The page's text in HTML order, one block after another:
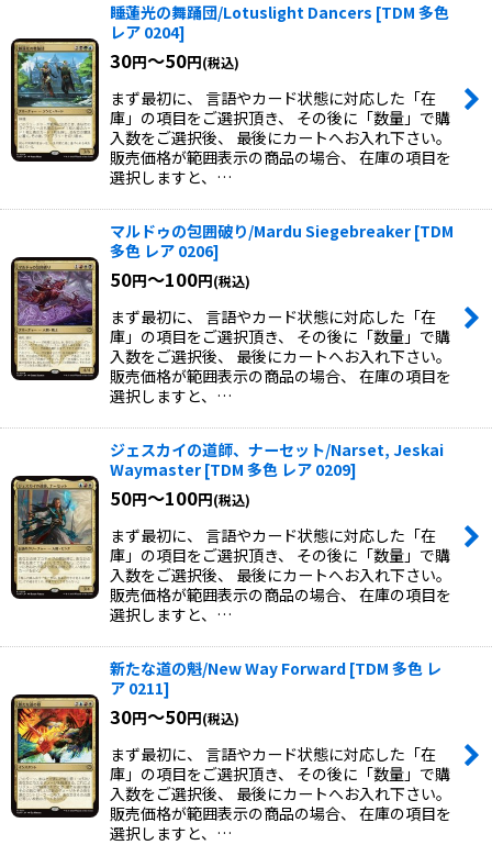
睡蓮光の舞踊団/Lotuslight Dancers [TDM 多色
レア 0204]
30円～50円(税込)
まず最初に、 言語やカード状態に対応した「在
庫」の項目をご選択頂き、 その後に「数量」で購
入数をご選択後、 最後にカートへお入れ下さい。
販売価格が範囲表示の商品の場合、 在庫の項目を
選択しますと、…
マルドゥの包囲破り/Mardu Siegebreaker [TDM
多色 レア 0206]
50円～100円(税込)
まず最初に、 言語やカード状態に対応した「在
庫」の項目をご選択頂き、 その後に「数量」で購
入数をご選択後、 最後にカートへお入れ下さい。
販売価格が範囲表示の商品の場合、 在庫の項目を
選択しますと、…
ジェスカイの道師、ナーセット/Narset, Jeskai
Waymaster [TDM 多色 レア 0209]
50円～100円(税込)
まず最初に、 言語やカード状態に対応した「在
庫」の項目をご選択頂き、 その後に「数量」で購
入数をご選択後、 最後にカートへお入れ下さい。
販売価格が範囲表示の商品の場合、 在庫の項目を
選択しますと、…
新たな道の魁/New Way Forward [TDM 多色 レ
ア 0211]
30円～50円(税込)
まず最初に、 言語やカード状態に対応した「在
庫」の項目をご選択頂き、 その後に「数量」で購
入数をご選択後、 最後にカートへお入れ下さい。
販売価格が範囲表示の商品の場合、 在庫の項目を
選択しますと、…